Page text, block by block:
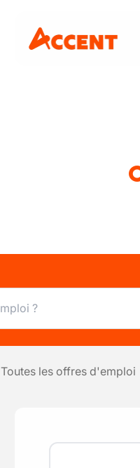
Toutes les offres d'emploi